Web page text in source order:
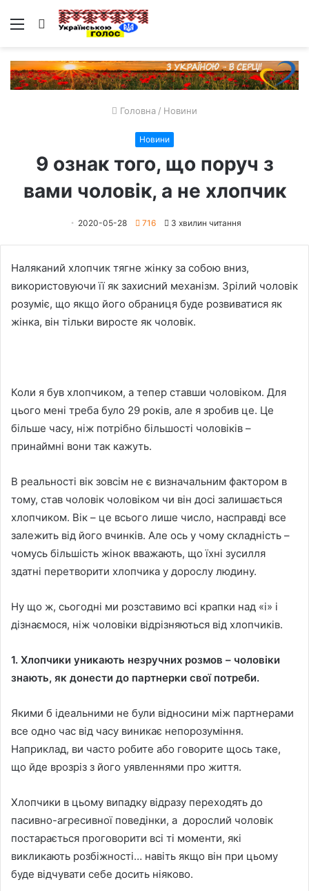
Меню Пошук
Головна / Новини
Новини
9 ознак того, що поруч з
вами чоловік, а не хлопчик
2020-05-28 716 3 хвилин читання
Наляканий хлопчик тягне жінку за собою вниз,
використовуючи її як захисний механізм. Зрілий чоловік
розуміє, що якщо його обраниця буде розвиватися як
жінка, він тільки виросте як чоловік.
Коли я був хлопчиком, а тепер ставши чоловіком. Для
цього мені треба було 29 років, але я зробив це. Це
більше часу, ніж потрібно більшості чоловіків –
принаймні вони так кажуть.
В реальності вік зовсім не є визначальним фактором в
тому, став чоловік чоловіком чи він досі залишається
хлопчиком. Вік – це всього лише число, насправді все
залежить від його вчинків. Але ось у чому складність –
чомусь більшість жінок вважають, що їхні зусилля
здатні перетворити хлопчика у дорослу людину.
Ну що ж, сьогодні ми розставимо всі крапки над «i» і
дізнаємося, ніж чоловіки відрізняються від хлопчиків.
1. Хлопчики уникають незручних розмов – чоловіки
знають, як донести до партнерки свої потреби.
Якими б ідеальними не були відносини між партнерами
все одно час від часу виникає непорозуміння.
Наприклад, ви часто робите або говорите щось таке,
що йде врозріз з його уявленнями про життя.
Хлопчики в цьому випадку відразу переходять до
пасивно-агресивної поведінки, а дорослий чоловік
постарається проговорити всі ті моменти, які
викликають розбіжності… навіть якщо він при цьому
буде відчувати себе досить ніяково.